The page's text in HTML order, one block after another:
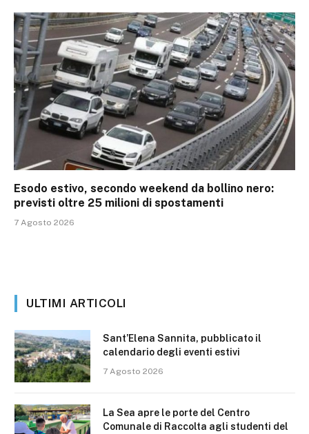
Esodo estivo, secondo weekend da bollino nero:
previsti oltre 25 milioni di spostamenti
7 Agosto 2026
ULTIMI ARTICOLI
Sant’Elena Sannita, pubblicato il
calendario degli eventi estivi
7 Agosto 2026
La Sea apre le porte del Centro
Comunale di Raccolta agli studenti del